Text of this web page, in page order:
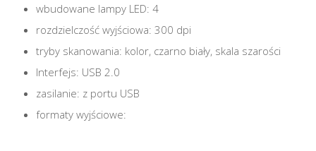
wbudowane lampy LED: 4
rozdzielczość wyjściowa: 300 dpi
tryby skanowania: kolor, czarno biały, skala szarości
Interfejs: USB 2.0
zasilanie: z portu USB
formaty wyjściowe: